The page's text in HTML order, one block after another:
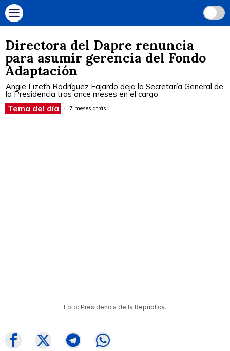
Directora del Dapre renuncia
para asumir gerencia del Fondo
Adaptación
Angie Lizeth Rodríguez Fajardo deja la Secretaría General de
la Presidencia tras once meses en el cargo
Tema del día 7 meses atrás
Foto: Presidencia de la República.